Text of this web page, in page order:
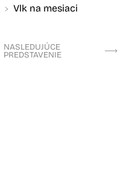
Vlk na mesiaci
NASLEDUJÚCE
PREDSTAVENIE